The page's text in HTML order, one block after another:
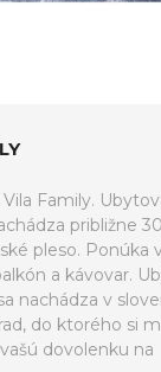
Family.
približne
pleso. Ponúka
a kávovar.
nachádza v
do ktorého si
dovolenku na